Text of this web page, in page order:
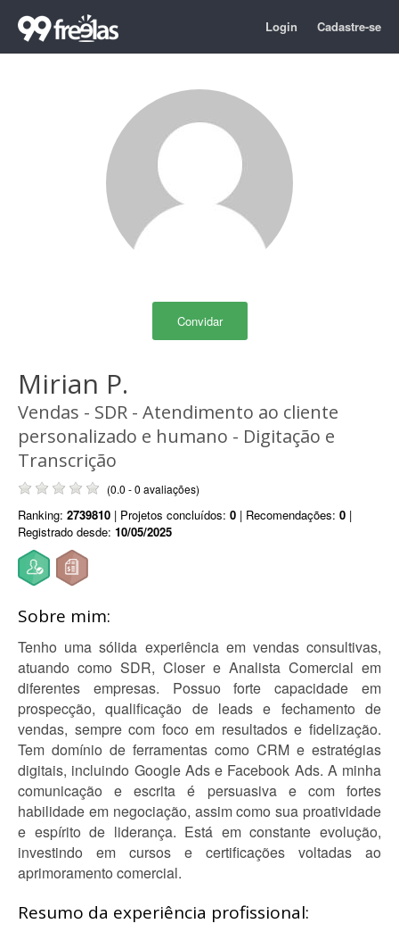
Login Cadastre-se
Convidar
Mirian P.
Vendas - SDR - Atendimento ao cliente
personalizado e humano - Digitação e
Transcrição
(0.0 - 0 avaliações)
Ranking: 2739810 | Projetos concluídos: 0 | Recomendações: 0 |
Registrado desde: 10/05/2025
Sobre mim:
Tenho uma sólida experiência em vendas consultivas,
atuando como SDR, Closer e Analista Comercial em
diferentes empresas. Possuo forte capacidade em
prospecção, qualificação de leads e fechamento de
vendas, sempre com foco em resultados e fidelização.
Tem domínio de ferramentas como CRM e estratégias
digitais, incluindo Google Ads e Facebook Ads. A minha
comunicação e escrita é persuasiva e com fortes
habilidade em negociação, assim como sua proatividade
e espírito de liderança. Está em constante evolução,
investindo em cursos e certificações voltadas ao
aprimoramento comercial.
Resumo da experiência profissional: